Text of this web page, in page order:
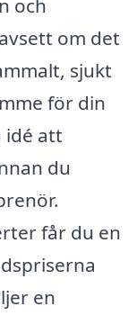
och
om det
sjukt
för din
idé att
du
får du en
en